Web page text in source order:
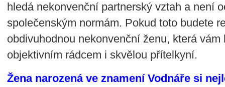
hledá nekonvenční partnerský vztah a není
společenským normám. Pokud toto budete
obdivuhodnou nekonvenční ženu, která
objektivním rádcem i skvělou přítelkyní.
Žena narozená ve znamení Vodnáře si